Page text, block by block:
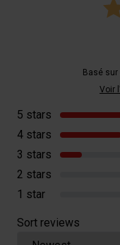
Basé sur
Voir
5 stars
4 stars
3 stars
2 stars
1 star
Sort reviews